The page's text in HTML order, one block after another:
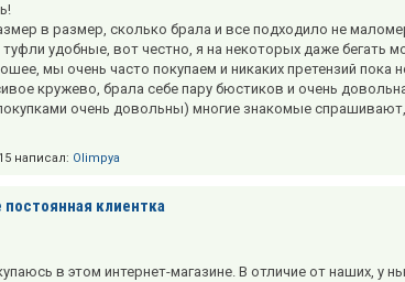
в размер, сколько брала и все подходило не
удобные, вот честно, я на некоторых даже бегать
мы очень часто покупаем и никаких претензий
кружево, брала себе пару бюстиков и очень
очень довольны) многие знакомые
написал: Olimpya
клиентка
в этом интернет-магазине. В отличие от наших,